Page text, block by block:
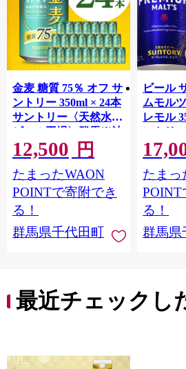
金麦 糖質 75％ オフ サ
ントリー 350ml × 24本
サントリー〈天然水の
ビール工場〉群馬※沖
縄・離島地域へのお届
け不可
12,500 円
たまったWAON
POINTで寄附でき
る！
群馬県千代田町
ビール
ムモル
レモル
ントリ
ール工
縄・離
け不可
たまっ
POINT
る！
群馬県
最近チェックし